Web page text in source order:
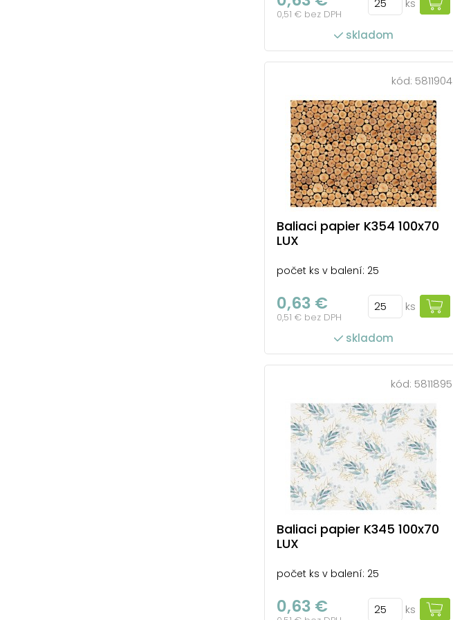
0,51 € bez DPH
ks
skladom
kód: 5811904
Baliaci papier K354 100x70
LUX
počet ks v balení: 25
0,63 €
0,51 € bez DPH
ks
skladom
kód: 5811895
Baliaci papier K345 100x70
LUX
počet ks v balení: 25
0,63 € ks